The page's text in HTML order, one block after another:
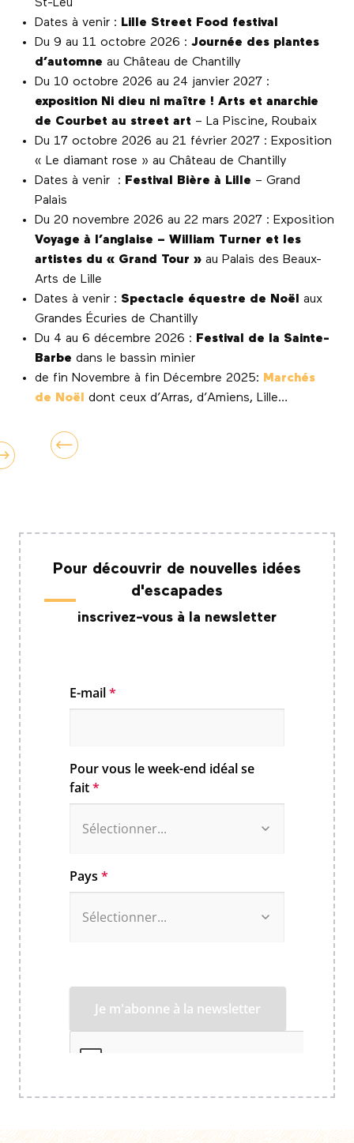
St-Leu
Dates à venir : Lille Street Food festival
Du 9 au 11 octobre 2026 : Journée des plantes
d’automne au Château de Chantilly
Du 10 octobre 2026 au 24 janvier 2027 :
exposition Ni dieu ni maître ! Arts et anarchie
de Courbet au street art – La Piscine, Roubaix
Du 17 octobre 2026 au 21 février 2027 : Exposition
« Le diamant rose » au Château de Chantilly
Dates à venir : Festival Bière à Lille – Grand
Palais
Du 20 novembre 2026 au 22 mars 2027 : Exposition
Voyage à l’anglaise – William Turner et les
artistes du « Grand Tour » au Palais des Beaux-
Arts de Lille
Dates à venir : Spectacle équestre de Noël
aux
Grandes Écuries de Chantilly
Du 4 au 6 décembre 2026 : Festival de la Sainte-
Barbe dans le bassin minier
de fin Novembre à fin Décembre 2025: Marchés
de Noël dont ceux d’Arras, d’Amiens, Lille…
Pour découvrir de nouvelles idées
d'escapades
inscrivez-vous à la newsletter